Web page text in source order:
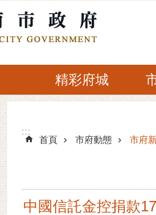
精彩府城
:::
:::
首頁 市府動態 市府
中國信託金控捐款